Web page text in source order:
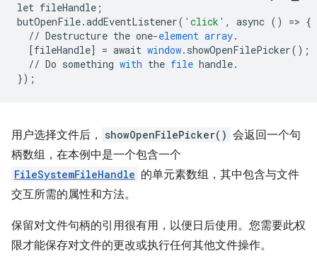
let fileHandle ;
butOpenFile.addEventListener( 'click' , async () => {
// Destructure the one-element array.
[fileHandle] = await window. showOpenFilePicker();
// Do something with the file handle.
});
用户选择文件后， showOpenFilePicker() 会返回一个句
柄数组，在本例中是一个包含一个
FileSystemFileHandle 的单元素数组，其中包含与文件
交互所需的属性和方法。
保留对文件句柄的引用很有用，以便日后使用。您需要此权
限才能保存对文件的更改或执行任何其他文件操作。